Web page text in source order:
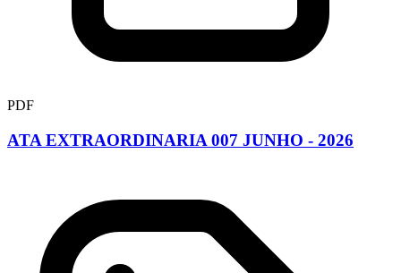
PDF
ATA EXTRAORDINARIA 007 JUNHO - 2026